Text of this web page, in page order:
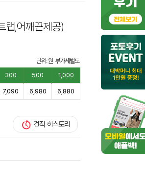
랩,어깨끈제공)
단위: 원 부가세별도
300 500 1,000
7,090 6,980 6,880
견적 히스토리